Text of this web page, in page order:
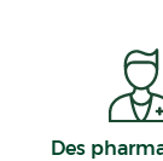
Des